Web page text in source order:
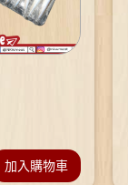
加入購物車